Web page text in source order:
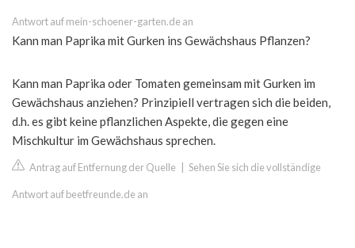
Antwort auf mein-schoener-garten.de an
Kann man Paprika mit Gurken ins Gewächshaus Pflanzen?
Kann man Paprika oder Tomaten gemeinsam mit Gurken im
Gewächshaus anziehen? Prinzipiell vertragen sich die beiden,
d.h. es gibt keine pflanzlichen Aspekte, die gegen eine
Mischkultur im Gewächshaus sprechen.
Antrag auf Entfernung der Quelle Sehen Sie sich die vollständige
Antwort auf beetfreunde.de an